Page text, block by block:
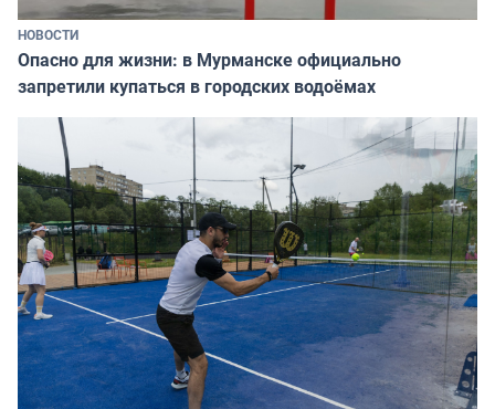
НОВОСТИ
Опасно для жизни: в Мурманске официально
запретили купаться в городских водоёмах